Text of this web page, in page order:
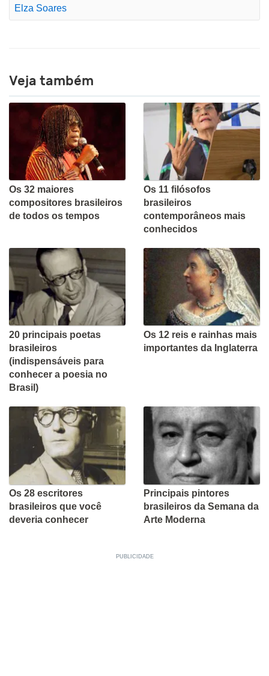
Elza Soares
Veja também
Os 32 maiores
compositores brasileiros
de todos os tempos
Os 11 filósofos
brasileiros
contemporâneos mais
conhecidos
20 principais poetas
brasileiros
(indispensáveis para
conhecer a poesia no
Brasil)
Os 12 reis e rainhas mais
importantes da Inglaterra
Os 28 escritores
brasileiros que você
deveria conhecer
Principais pintores
brasileiros da Semana da
Arte Moderna